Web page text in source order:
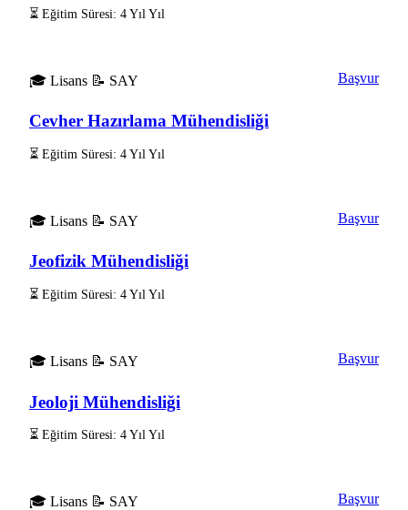
⏳ Eğitim Süresi: 4 Yıl Yıl
🎓 Lisans 📝 SAY
Cevher Hazırlama Mühendisliği
⏳ Eğitim Süresi: 4 Yıl Yıl
Başvur
🎓 Lisans 📝 SAY
Jeofizik Mühendisliği
⏳ Eğitim Süresi: 4 Yıl Yıl
Başvur
🎓 Lisans 📝 SAY
Jeoloji Mühendisliği
⏳ Eğitim Süresi: 4 Yıl Yıl
Başvur
🎓 Lisans 📝 SAY Başvur